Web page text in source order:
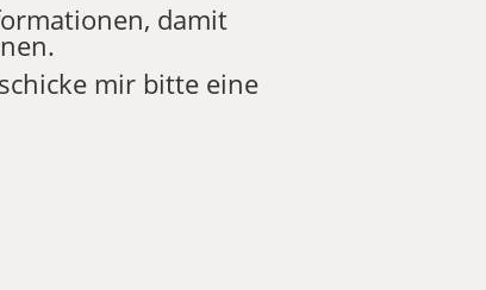
damit
mir bitte eine